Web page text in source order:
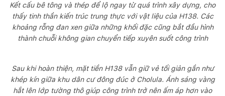
Kết cấu bê tông và thép để lộ ngay từ quá trình xây dựng, cho
thấy tinh thần kiến trúc trung thực với vật liệu của H138. Các
khoảng rỗng đan xen giữa những khối đặc cũng bắt đầu hình
thành chuỗi không gian chuyển tiếp xuyên suốt công trình
Sau khi hoàn thiện, mặt tiền H138 vẫn giữ vẻ tối giản gần như
khép kín giữa khu dân cư đông đúc ở Cholula. Ánh sáng vàng
hắt lên lớp tường thô giúp công trình trở nên ấm áp hơn vào